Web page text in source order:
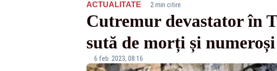
ACTUALITATE· 2 min citire
Cutremur devastator în
sută de morți și
6 feb. 2023, 08:16